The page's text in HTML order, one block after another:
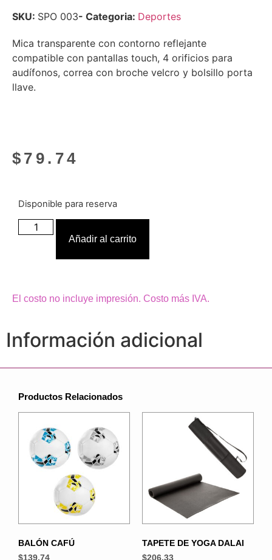
SKU: SPO 003- Categoria: Deportes
Mica transparente con contorno reflejante
compatible con pantallas touch, 4 orificios para
audífonos, correa con broche velcro y bolsillo porta
llave.
$ 79.74
Disponible para reserva
Añadir al carrito
El costo no incluye impresión. Costo más IVA.
Información adicional
Productos Relacionados
BALÓN CAFÚ
$139.74
TAPETE DE YOGA DALAI
$206.33